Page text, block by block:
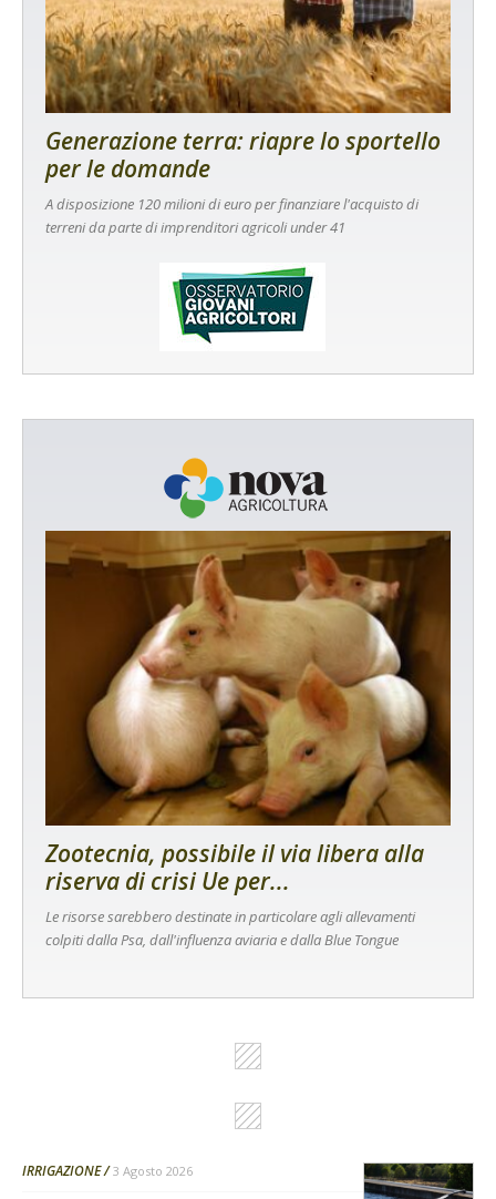
Generazione terra: riapre lo sportello
per le domande
A disposizione 120 milioni di euro per finanziare l'acquisto di
terreni da parte di imprenditori agricoli under 41
Zootecnia, possibile il via libera alla
riserva di crisi Ue per...
Le risorse sarebbero destinate in particolare agli allevamenti
colpiti dalla Psa, dall'influenza aviaria e dalla Blue Tongue
IRRIGAZIONE 3 Agosto 2026